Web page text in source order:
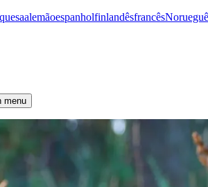
alemãoespanholfinlandêsfrancês
menu